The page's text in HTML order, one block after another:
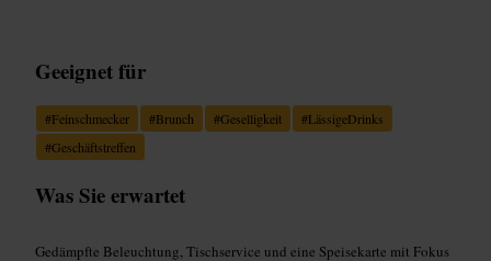
Geeignet für
#Feinschmecker #Brunch #Geselligkeit #LässigeDrinks
#Geschäftstreffen
Was Sie erwartet
Gedämpfte Beleuchtung, Tischservice und eine Speisekarte mit Fokus